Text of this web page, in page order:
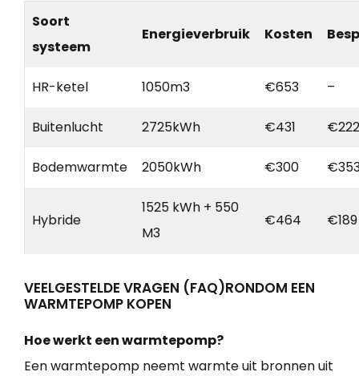
Soort
systeem
Energieverbruik Kosten
HR-ketel 1050m3 €653 –
Buitenlucht 2725kWh €431 €222
Bodemwarmte 2050kWh €300
Hybride
1525 kWh + 550
M3
€464 €189
VEELGESTELDE VRAGEN (FAQ)RONDOM EEN
WARMTEPOMP KOPEN
Hoe werkt een warmtepomp?
Een warmtepomp neemt warmte uit bronnen uit